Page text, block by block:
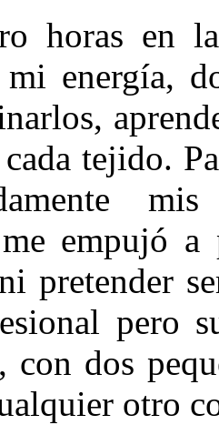
horas en
mi energía,
tejido.
me empujó
pretender
pero
con dos
otro